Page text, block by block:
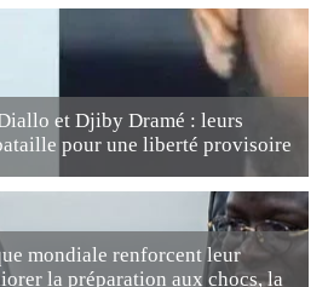
et Djiby Dramé : leurs
pour une liberté provisoire
mondiale renforcent leur
la préparation aux chocs, la